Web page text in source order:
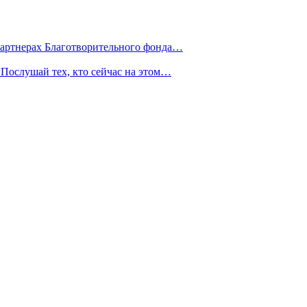
Благотворительного фонда…
тех, кто сейчас на этом…